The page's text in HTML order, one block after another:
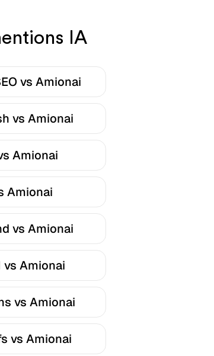
IA
vs Amionai
vs Amionai
Amionai
Amionai
vs Amionai
vs Amionai
vs Amionai
vs Amionai